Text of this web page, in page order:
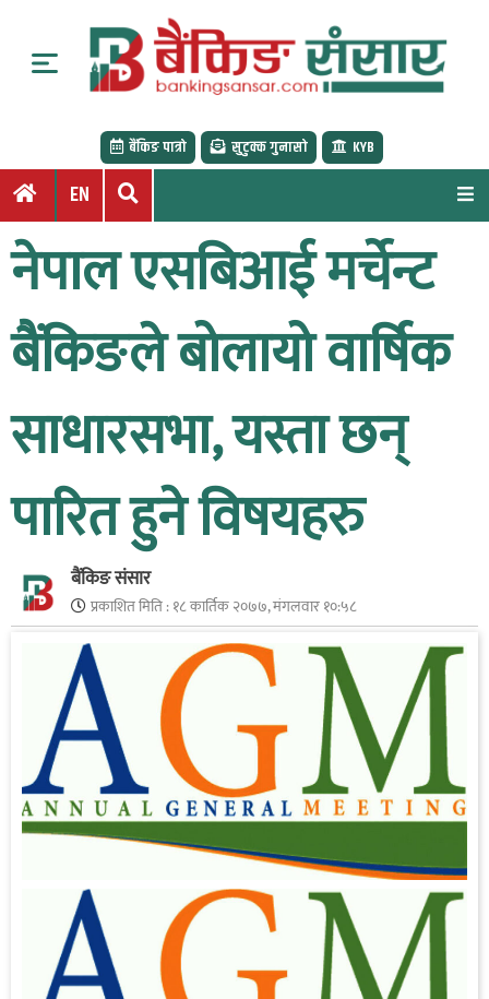
o
बैंकिङ पात्रो सुटुक्क गुनासो KYB
EN
नेपाल एसबिआई मर्चेन्ट
बैंकिङले बोलायो वार्षिक
साधारसभा, यस्ता छन्
पारित हुने विषयहरु
बैंकिङ संसार
प्रकाशित मिति :१८ कार्तिक २०७७, मंगलवार १०:५८